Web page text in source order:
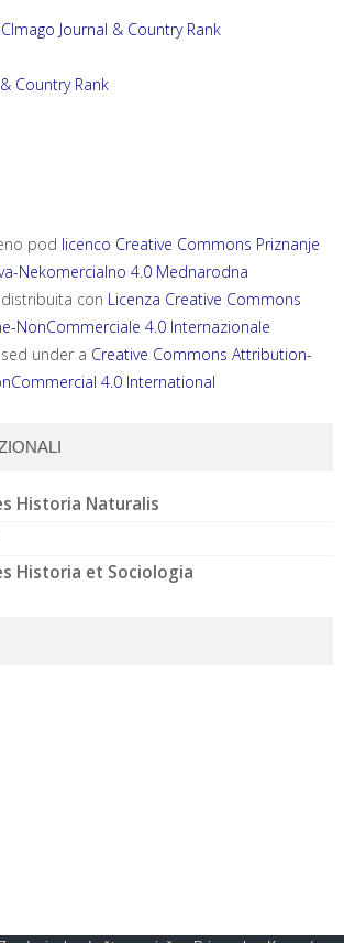
HISTORIA ET SOCIOLOGIA 35, 2025, 4
pod licenco Creative Commons Priznanje
Nekomercialno 4.0 Mednarodna
con Licenza Creative Commons
NonCommerciale 4.0 Internazionale
under a Creative Commons Attribution-
4.0 International
Historia Naturalis
Historia et Sociologia